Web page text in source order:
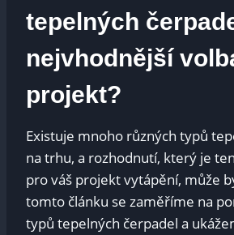
tepelných
nejvhodnější
projekt?
Existuje mnoho různých typů
na trhu, a rozhodnutí, který je
pro váš projekt vytápění, může
tomto článku se zaměříme na
typů tepelných čerpadel a